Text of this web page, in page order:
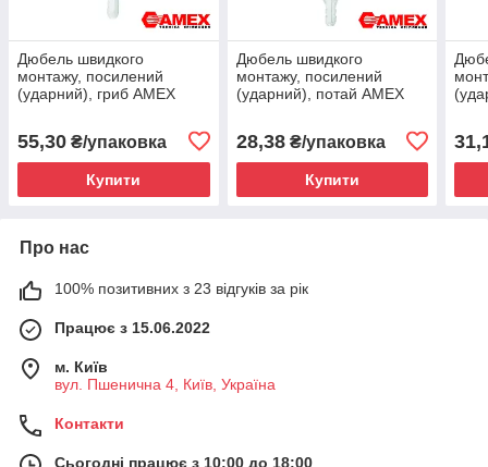
Дюбель швидкого
монтажу, посилений
(ударний), гриб AMEX
55,30 ₴/упаковка
Купити
Дюбель швидкого
монтажу, посилений
(ударний), потай AMEX
28,38₴/упаковка
Купити
Про нас
100% позитивних з 23 відгуків за рік
Працює з 15.06.2022
м. Київ
вул. Пшенична 4, Київ, Україна
Контакти
Сьогодні працює з 10:00 до 18:00